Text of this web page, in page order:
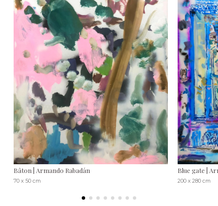
Bâton | Armando Rabadán
70 x 50 cm
Blue gate |
200 x 280 cm